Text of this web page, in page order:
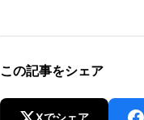
この記事をシェア
Xでシェア